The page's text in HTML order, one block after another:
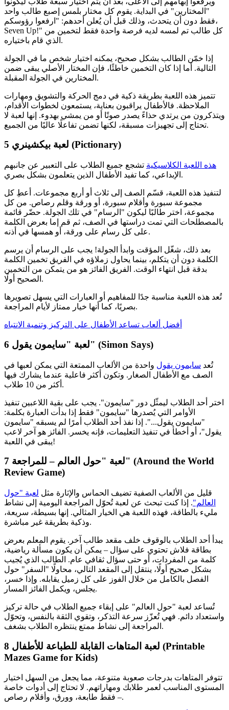
"المختارين" في البداية. يقوم كل مختار بلمس إصبع طالب واحد
فقط دون أن يتحدث، وذلك قبل أن يُعلن أحدهم: "ارفعوا رؤوسكم،
Seven Up!" كل طالب تم لمسه لديه فرصة واحدة فقط لتخمين من
الذي قام باختياره.
إذا خمّن الطالب بشكل صحيح، يمكنه اختيار شخص ما في الجولة
التالية. أما إذا كان التخمين خاطئًا، فإن المختار الأصلي يبقى ضمن
المختارين في الجولة المقبلة.
تتميز هذه اللعبة بطريقة ذكية في دمج الحركة والتشويق ومهارات
الملاحظة. فالأطفال يراقبون بعناية، يستمعون لخطوات الأقدام،
ويتذكرون من يرتدي حذاءً يصدر صوتًا أو من يمشي بهدوء. إنها لعبة لا
تحتاج إلى تجهيزات مسبقة، لكنها تضمن تفاعلًا عاليًا من الجميع.
5 لعبة بيكشينري (Pictionary)
هذه اللعبة الكلاسيكية تشجع جميع الطلاب على التعبير عن جانبهم
الإبداعي، كما تفيد الأطفال الذين يتعلمون بشكل بصري.
لتنفيذ هذه اللعبة، قسّم الصف إلى ثلاث أو أربع مجموعات. أعطِ كل
مجموعة سبورة وأقلام سبورة، أو ورقة وقلم رصاص. من كل
مجموعة، اختر طالبًا ليكون "الرسام" في تلك الجولة. حضّر قائمة
بالمصطلحات التي تمت دراستها في الصف، ثم قم إما بعرض الكلمة
على كل رسام على ورقة، أو همسها في أذنه.
بعد ذلك، شغّل المؤقت وابدأ الجولة! يجب على الرسام أن يرسم
الكلمة دون أن يتكلم، بينما يحاول زملاؤه في الفريق تخمين الكلمة
بدقة قبل انتهاء الوقت. الفريق الفائز هو من يتمكن من التخمين
الصحيح أولًا.
تُعد هذه اللعبة مناسبة جدًا للمفاهيم أو العبارات التي يسهل تصويرها
بصريًا، كما أنها خيار ممتاز لأيام المراجعة.
أفضل ألعاب تساعد الأطفال على التركيز وتنمية الانتباه
6 لعبة "سايمون يقول" (Simon Says)
تُعد سايمون يقول واحدة من الألعاب الممتعة التي يمكن لعبها في
الصف مع الأطفال الصغار. وتكون أكثر فاعلية عندما يشارك فيها
أكثر من 10 طلاب.
اختر أحد الطلاب ليمثّل دور "سايمون". يجب على بقية اللاعبين تنفيذ
الأوامر التي يُصدرها "سايمون" فقط إذا بدأت العبارة بكلمة:
"سايمون يقول...". إذا نفذ أحد الطلاب أمرًا لم يسبقه "سايمون
يقول"، أو أخطأ في تنفيذ التعليمات، فإنه يخسر. الفائز هو آخر لاعب
يبقى في اللعبة!
7
Review Game)
قليل من الألعاب الصفية تضيف الحماس والإثارة مثل لعبة "حول
العالم". إذا كنت تبحث عن لعبة تُحوّل المراجعة اليومية إلى نشاط
مليء بالطاقة، فهذه اللعبة هي الخيار المثالي. إنها بسيطة، سريعة،
وذكية بطريقة غير مباشرة.
يبدأ أحد الطلاب بالوقوف خلف مقعد طالب آخر. يقوم المعلم بعرض
بطاقة فلاش تحتوي على سؤال – يمكن أن يكون مسألة رياضية،
كلمة من المفردات، أو حتى سؤال ثقافي عام. الطالب الذي يُجيب
بشكل صحيح أولًا، ينتقل إلى المقعد التالي، محاولًا "السفر" حول
الفصل بالكامل من خلال الفوز على كل زميل يقابله. وإذا خسر،
يجلس، ويكمل الفائز المسار.
تُساعد لعبة "حول العالم" على إبقاء جميع الطلاب في حالة تركيز
واستعداد دائم. فهي تُعزّز سرعة التذكر، وتقوي الثقة بالنفس، وتحوّل
المراجعة إلى نشاط ممتع ينتظره الطلاب بشغف.
8
Mazes Game for Kids)
تتوفر المتاهات بدرجات صعوبة متنوعة، مما يجعل من السهل اختيار
المستوى المناسب لعمر طلابك ومهاراتهم. لا تحتاج إلى أدوات خاصة
– فقط طابعة، وورق، وأقلام رصاص.